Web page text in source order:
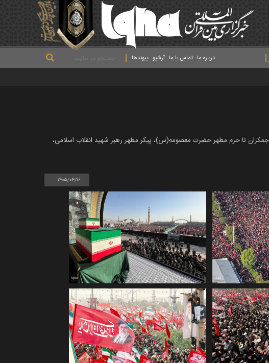
پیوندها آرشیو تماس با ما درباره ما
تا حرم مطهر حضرت معصومه(س)، پیکر مطهر رهبر شهید انقلاب اسلامی،
۱۴۰۵/۰۴/۱۶